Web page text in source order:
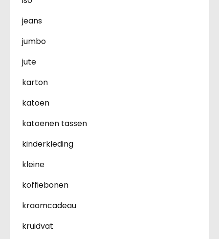
jeans
jumbo
jute
karton
katoen
katoenen tassen
kinderkleding
kleine
koffiebonen
kraamcadeau
kruidvat